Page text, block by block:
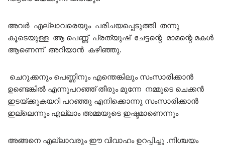
അവർ എല്ലാവരെയും പരിചയപ്പെടുത്തി തന്നു
കൂടെയുള്ള ആ പെണ്ണ് പ്രത്യുഷ് ചേട്ടന്റെ മാമന്റെ മകൾ
ആണെന്ന് അറിയാൻ കഴിഞ്ഞു.
ചെറുക്കനും പെണ്ണിനും എന്തെങ്കിലും സംസാരിക്കാൻ
ഉണ്ടെങ്കിൽ എന്നുപറഞ്ഞ് തീരും മുന്നേ നമ്മുടെ ചെക്കൻ
ഇടയ്ക്കുകയറി പറഞ്ഞു എനിക്കൊന്നു സംസാരിക്കാൻ
ഇല്ലെന്നും എല്ലാം അമ്മയുടെ ഇഷ്ടമാണെന്നും
അങ്ങനെ എല്ലാവരും ഈ വിവാഹം ഉറപ്പിച്ചു .നിശ്ചയം